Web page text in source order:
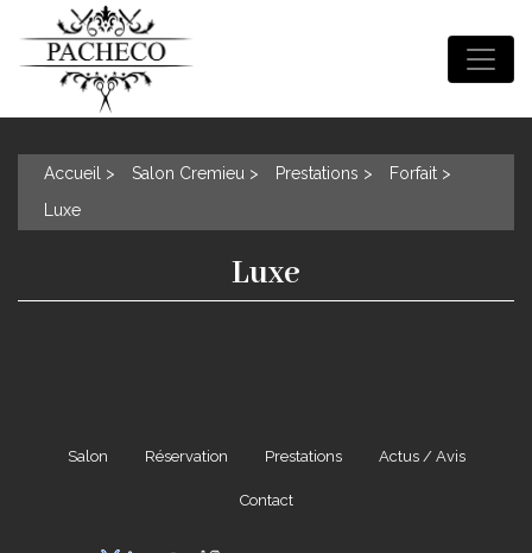
Accueil Salon Cremieu Prestations
Forfait
Luxe
Luxe
Salon Réservation Prestations Actus / Avis
Contact